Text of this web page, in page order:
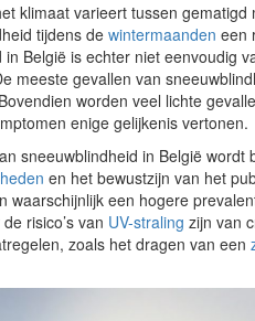
klimaat varieert tussen
tijdens de wintermaanden een
in België is echter niet eenvoudig
meeste gevallen van
worden veel lichte
enige gelijkenis vertonen.
sneeuwblindheid in België
en het bewustzijn van het
waarschijnlijk een hogere
risico’s van UV-straling zijn van
zoals het dragen van een